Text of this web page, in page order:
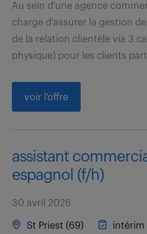
Au sein d'une agence
charge d'assurer la gestion
de la relation clientèle via 3
physique) pour les clients
voir l'offre
assistant
espagnol (f/h)
30 avril 2026
St Priest (69) intérim